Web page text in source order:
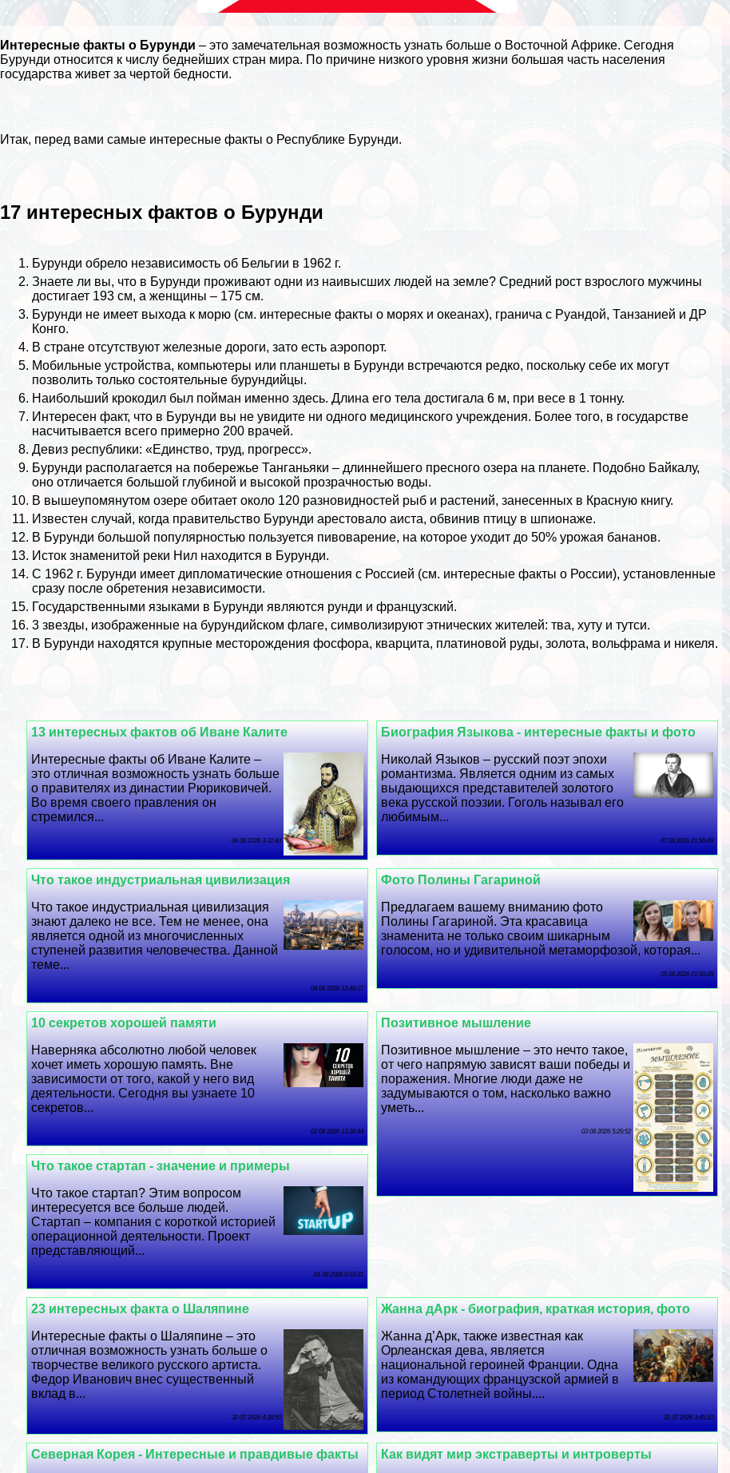
Интересные факты о Бурунди – это замечательная возможность узнать больше о Восточной Африке. Сегодня
Бурунди относится к числу беднейших стран мира. По причине низкого уровня жизни большая часть населения
государства живет за чертой бедности.
Итак, перед вами самые интересные факты о Республике Бурунди.
17 интересных фактов о Бурунди
Бурунди обрело независимость об Бельгии в 1962 г.
Знаете ли вы, что в Бурунди проживают одни из наивысших людей на земле? Средний рост взрослого мужчины
достигает 193 см, а женщины – 175 см.
Бурунди не имеет выхода к морю (см. интересные факты о морях и океанах), гранича с Руандой,Танзанией иДР
Конго.
В стране отсутствуют железные дороги, зато есть аэропорт.
Мобильные устройства, компьютеры или планшеты в Бурунди встречаются редко, поскольку себе их могут
позволить только состоятельные бурундийцы.
Наибольший крокодил был пойман именно здесь. Длина его тела достигала 6 м, при весе в 1 тонну.
Интересен факт, что в Бурунди вы не увидите ни одного медицинского учреждения. Более того, в государстве
насчитывается всего примерно 200 врачей.
Девиз республики: «Единство, труд, прогресс».
Бурунди располагается на побережье Танганьяки – длиннейшего пресного озера на планете. Подобно Байкалу,
оно отличается большой глубиной и высокой прозрачностью воды.
В вышеупомянутом озере обитает около 120 разновидностей рыб и растений, занесенных в Красную книгу.
Известен случай, когда правительство Бурунди арестовалоаиста, обвинив птицу в шпионаже.
В Бурунди большой популярностью пользуется пивоварение, на которое уходит до 50% урожая бананов.
Исток знаменитой реки Нил находится в Бурунди.
С 1962 г. Бурунди имеет дипломатические отношения с Россией (см. интересные факты о России), установленные
сразу после обретения независимости.
Государственными языками в Бурунди являются рунди и французский.
3 звезды, изображенные на бурундийском флаге, символизируют этнических жителей: тва, хуту и тутси.
В Бурунди находятся крупные месторождения фосфора, кварцита, платиновой руды, золота, вольфрама и никеля.
Биография Языкова - интересные факты и фото
Николай Языков – русский поэт эпохи
романтизма. Является одним из самых
выдающихся представителей золотого
века русской поэзии. Гоголь называл его
любимым...
07 08 2026 21:50:49
13 интересных фактов об Иване Калите
Интересные факты об Иване Калите –
это отличная возможность узнать больше
о правителях из династии Рюриковичей.
Во время своего правления он
стремился...
06 08 2026 3:32:43
Фото Полины Гагариной
Предлагаем вашему вниманию фото
Полины Гагариной. Эта красавица
знаменита не только своим шикарным
голосом, но и удивительной метаморфозой, которая...
05 08 2026 21:50:28
Что такое индустриальная цивилизация
Что такое индустриальная цивилизация
знают далеко не все. Тем не менее, она
является одной из многочисленных
ступеней развития человечества. Данной
теме...
04 08 2026 12:48:27
Позитивное мышление
Позитивное мышление – это нечто такое,
от чего напрямую зависят ваши победы и
поражения. Многие люди даже не
задумываются о том, насколько важно
уметь...
03 08 2026 5:29:52
10 секретов хорошей памяти
Наверняка абсолютно любой человек
хочет иметь хорошую память. Вне
зависимости от того, какой у него вид
деятельности. Сегодня вы узнаете 10
секретов...
02 08 2026 13:36:44
Что такое стартап - значение и примеры
Что такое стартап? Этим вопросом
интересуется все больше людей.
Стартап – компания с короткой историей
операционной деятельности. Проект
представляющий...
01 08 2026 0:53:31
Жанна дАрк - биография, краткая история, фото
Жанна д’Арк, также известная как
Орлеанская дева, является
национальной героиней Франции. Одна
из комaндующих французской армией в
период Столетней войны....
31 07 2026 3:45:10
23 интересных факта о Шаляпине
Интересные факты о Шаляпине – это
отличная возможность узнать больше о
творчестве великого русского артиста.
Федор Иванович внес существенный
вклад в...
30 07 2026 4:38:50
Как видят мир экстраверты и интроверты
Северная Корея - Интересные и правдивые факты